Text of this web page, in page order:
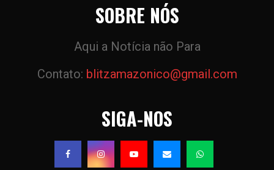
SOBRE NÓS
Aqui a Notícia não Para
Contato: blitzamazonico@gmail.com
SIGA-NOS